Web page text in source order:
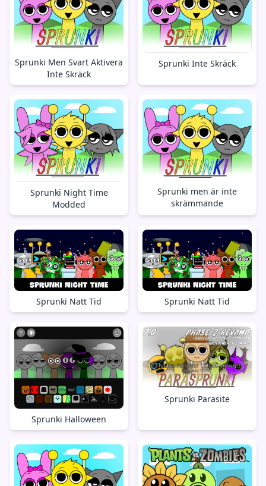
Sprunki Men Svart Aktivera
Inte Skräck
Sprunki Inte Skräck
Sprunki Night Time
Modded
Sprunki men är inte
skrämmande
Sprunki Natt Tid Sprunki Natt Tid
Sprunki Halloween
Sprunki Parasite